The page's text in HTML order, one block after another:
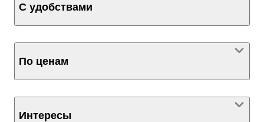
С удобствами
По ценам
Интересы